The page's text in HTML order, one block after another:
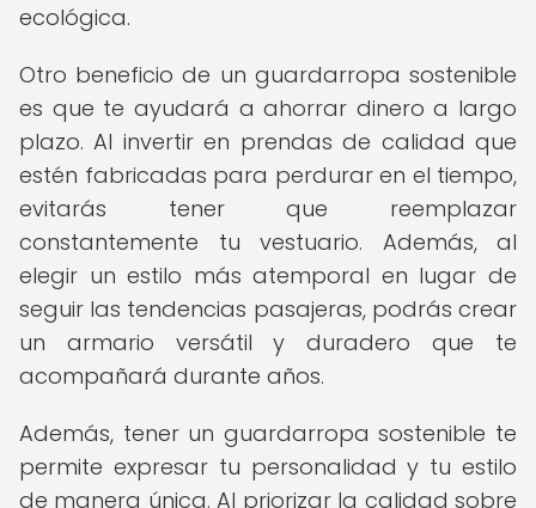
ecológica.
Otro beneficio de un guardarropa sostenible
es que te ayudará a ahorrar dinero a largo
plazo. Al invertir en prendas de calidad que
estén fabricadas para perdurar en el tiempo,
evitarás tener que reemplazar
constantemente tu vestuario. Además, al
elegir un estilo más atemporal en lugar de
seguir las tendencias pasajeras, podrás crear
un armario versátil y duradero que te
acompañará durante años.
Además, tener un guardarropa sostenible te
permite expresar tu personalidad y tu estilo
de manera única. Al priorizar la calidad sobre